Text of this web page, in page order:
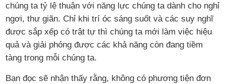
chúng ta tỷ lệ thuận với năng lực chúng ta dành cho nghỉ
ngơi, thư giãn. Chỉ khi trí óc sáng suốt và các suy nghĩ
được sắp xếp có trật tự thì chúng ta mới làm việc hiệu
quả và giải phóng được các khả năng còn đang tiềm
tàng trong mỗi chúng ta.
Bạn đọc sẽ nhận thấy rằng, không có phương tiện đơn